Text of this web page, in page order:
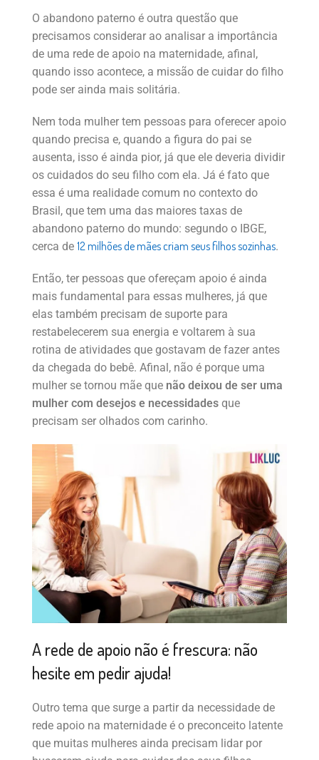
O abandono paterno é outra questão que
precisamos considerar ao analisar a importância
de uma rede de apoio na maternidade, afinal,
quando isso acontece, a missão de cuidar do filho
pode ser ainda mais solitária.
Nem toda mulher tem pessoas para oferecer apoio
quando precisa e, quando a figura do pai se
ausenta, isso é ainda pior, já que ele deveria dividir
os cuidados do seu filho com ela. Já é fato que
essa é uma realidade comum no contexto do
Brasil, que tem uma das maiores taxas de
abandono paterno do mundo: segundo o IBGE,
cerca de 12 milhões de mães criam seus filhos sozinhas.
Então, ter pessoas que ofereçam apoio é ainda
mais fundamental para essas mulheres, já que
elas também precisam de suporte para
restabelecerem sua energia e voltarem à sua
rotina de atividades que gostavam de fazer antes
da chegada do bebê. Afinal, não é porque uma
mulher se tornou mãe que não deixou de ser uma
mulher com desejos e necessidades que
precisam ser olhados com carinho.
A rede de apoio não é frescura: não
hesite em pedir ajuda!
Outro tema que surge a partir da necessidade de
rede apoio na maternidade é o preconceito latente
que muitas mulheres ainda precisam lidar por